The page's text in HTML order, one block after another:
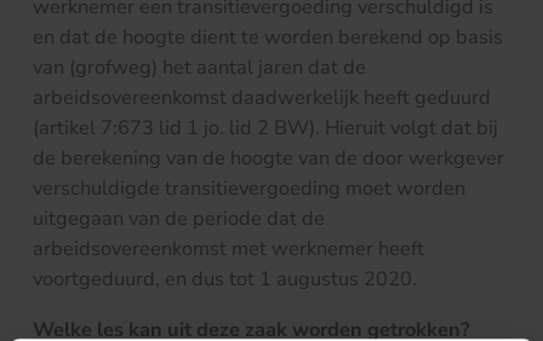
werknemer een transitievergoeding verschuldigd is
en dat de hoogte dient te worden berekend op basis
van (grofweg) het aantal jaren dat de
arbeidsovereenkomst daadwerkelijk heeft geduurd
(artikel 7:673 lid 1 jo. lid 2 BW). Hieruit volgt dat bij
de berekening van de hoogte van de door werkgever
verschuldigde transitievergoeding moet worden
uitgegaan van de periode dat de
arbeidsovereenkomst met werknemer heeft
voortgeduurd, en dus tot 1 augustus 2020.
Welke les kan uit deze zaak worden getrokken?